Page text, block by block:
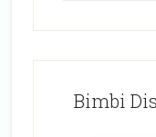
Bimbi